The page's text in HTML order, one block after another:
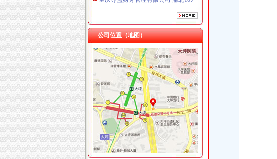
重庆市优研房地产营销策划有限公司
重庆伟尚科技发展有限公司 渝高100万 （工商注册）
重庆奎颜尼商贸有限公司 渝中100万 （工商注册）
重庆尊博贸易有限公司 渝江 （工商注册）
重庆市罗云科技有限公司 渝北 工商注册
重庆展优科技有限公司 渝中3万 （工商注册）
重庆盛旗投资咨询有限公司 渝中10万 （工商注册）
重庆灵娱科技有限公司 渝北3万 （工商注册）
重庆尊盟财务管理有限公司 渝北10万 （工商注册）
重庆市冰岛科技发展有限公司 渝沙50万 （进出口权）
公司位置（地图）
金凤
金凤街_成都金凤街_本地宝成都公交网
【】金凤征网_金凤征找对象_金凤征吧_珍爱网
【】金凤找富婆_金凤富婆_金凤会_珍爱网
金凤股份_行资讯_新三板_新浪财经_新浪网
大家来关注一下金凤科技的这个行！！！！！_百度知道
渝州路海关
重庆车辆购置税在哪里缴-答案来了-车务代办-重庆风行天下车友社区
【齐齐火锅（北城天街店）】地址,电话,团购,订餐,营业时间-重
重庆永不落幕的315维权直通车_频道_凤凰网